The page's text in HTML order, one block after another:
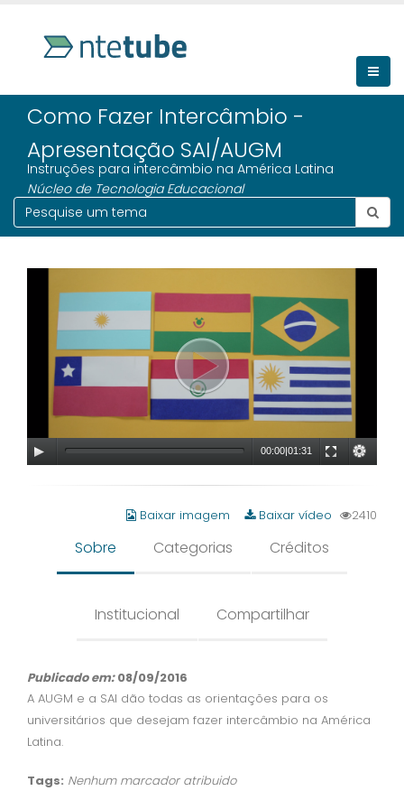
Como Fazer Intercâmbio -
Apresentação SAI/AUGM
Instruções para intercâmbio na América Latina
Núcleo de Tecnologia Educacional
00:00|01:31
Baixar imagem Baixar vídeo 2410
Sobre Categorias Créditos
Institucional Compartilhar
Publicado em:08/09/2016
A AUGM e a SAI dão todas as orientações para os
universitários que desejam fazer intercâmbio na América
Latina.
Tags: Nenhum marcador atribuido